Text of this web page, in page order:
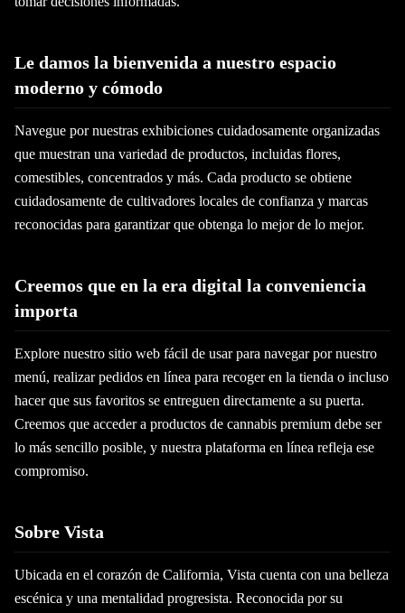
Le damos la bienvenida a nuestro espacio
moderno y cómodo
Navegue por nuestras exhibiciones cuidadosamente organizadas
que muestran una variedad de productos, incluidas flores,
comestibles, concentrados y más. Cada producto se obtiene
cuidadosamente de cultivadores locales de confianza y marcas
reconocidas para garantizar que obtenga lo mejor de lo mejor.
Creemos que en la era digital la conveniencia
importa
Explore nuestro sitio web fácil de usar para navegar por nuestro
menú, realizar pedidos en línea para recoger en la tienda o incluso
hacer que sus favoritos se entreguen directamente a su puerta.
Creemos que acceder a productos de cannabis premium debe ser
lo más sencillo posible, y nuestra plataforma en línea refleja ese
compromiso.
Sobre Vista
Ubicada en el corazón de California, Vista cuenta con una belleza
escénica y una mentalidad progresista. Reconocida por su